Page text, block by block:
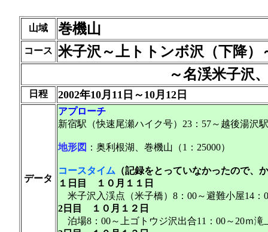
山域 巻機山
コース 米子沢～上トトンボ沢（下降）
～名渓米子沢
日程 2002年10月11日～10月12日
データ
アプローチ
新宿駅（快速尾瀬ハイク号）23：57～越後湯沢
地形図 ：奥利根湖、巻機山（1：25000）
コースタイム （記録をとっていなかったので、
１日目 １０月１１日
米子沢入渓点（米子橋）8：00～避難小屋14：
2日目 １０月１２日
泊場8：00～上ゴトウジ沢出合11：00～20ｍ滝